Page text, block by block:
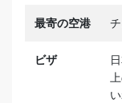
最寄の空港
ビザ